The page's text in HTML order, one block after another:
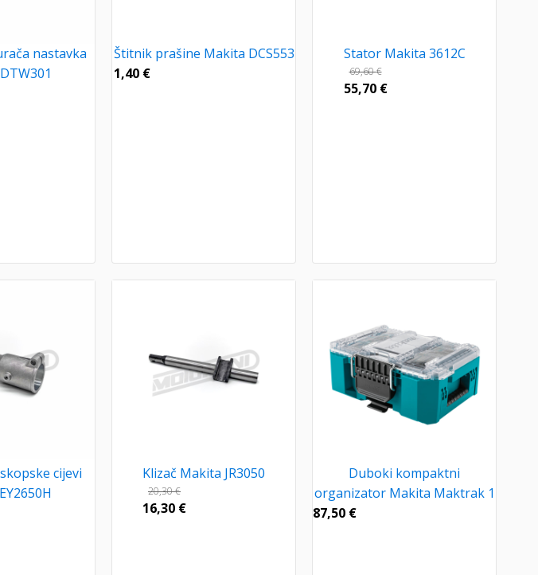
nastavka
Štitnik prašine Makita DCS553
1,40 €
Stator Makita 3612C
69,60€
55,70 €
cijevi
Klizač Makita JR3050
20,30€
16,30 €
Duboki kompaktni
organizator Makita Maktrak 1
87,50 €